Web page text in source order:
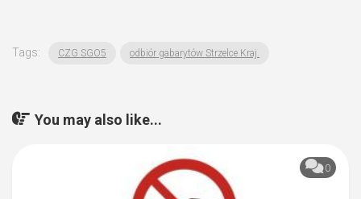
Tags: CZG SGO5 odbiór gabarytów Strzelce Kraj.
You may also like...
0